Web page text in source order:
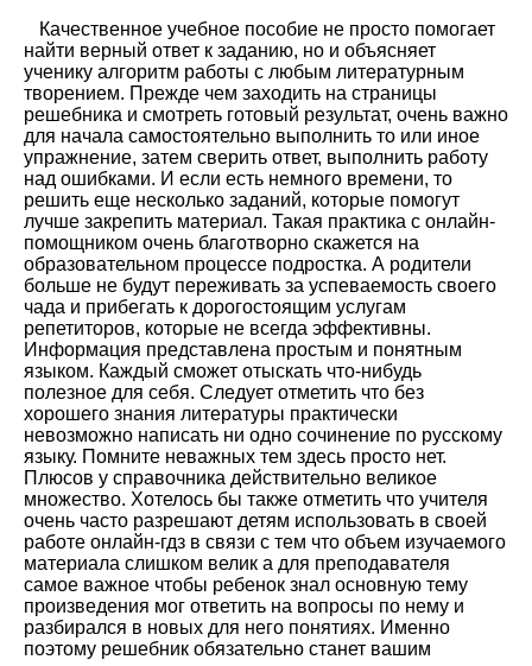
Качественное учебное пособие не просто помогает
найти верный ответ к заданию, но и объясняет
ученику алгоритм работы с любым литературным
творением. Прежде чем заходить на страницы
решебника и смотреть готовый результат, очень важно
для начала самостоятельно выполнить то или иное
упражнение, затем сверить ответ, выполнить работу
над ошибками. И если есть немного времени, то
решить еще несколько заданий, которые помогут
лучше закрепить материал. Такая практика с онлайн-
помощником очень благотворно скажется на
образовательном процессе подростка. А родители
больше не будут переживать за успеваемость своего
чада и прибегать к дорогостоящим услугам
репетиторов, которые не всегда эффективны.
Информация представлена простым и понятным
языком. Каждый сможет отыскать что-нибудь
полезное для себя. Следует отметить что без
хорошего знания литературы практически
невозможно написать ни одно сочинение по русскому
языку. Помните неважных тем здесь просто нет.
Плюсов у справочника действительно великое
множество. Хотелось бы также отметить что учителя
очень часто разрешают детям использовать в своей
работе онлайн-гдз в связи с тем что объем изучаемого
материала слишком велик а для преподавателя
самое важное чтобы ребенок знал основную тему
произведения мог ответить на вопросы по нему и
разбирался в новых для него понятиях. Именно
поэтому решебник обязательно станет вашим